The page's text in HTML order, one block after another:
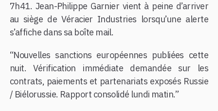
7h41. Jean-Philippe Garnier vient à peine d’arriver
au siège de Véracier Industries lorsqu’une alerte
s’affiche dans sa boîte mail.
“Nouvelles sanctions européennes publiées cette
nuit. Vérification immédiate demandée sur les
contrats, paiements et partenariats exposés Russie
/ Biélorussie. Rapport consolidé lundi matin.”